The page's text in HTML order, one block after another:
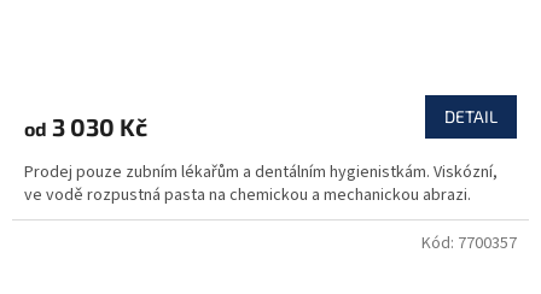
od 3 030 Kč DETAIL
Prodej pouze zubním lékařům a dentálním hygienistkám. Viskózní,
ve vodě rozpustná pasta na chemickou a mechanickou abrazi.
Kód: 7700357